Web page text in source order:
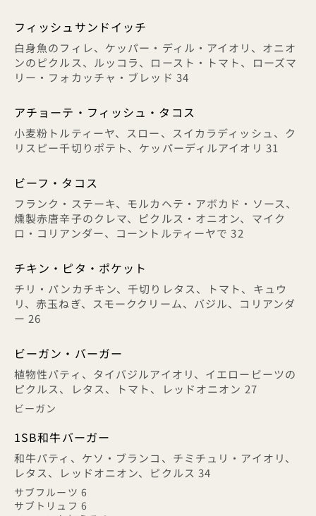
フィッシュサンドイッチ
白身魚のフィレ、ケッパー・ディル・アイオリ、オニオ
ンのピクルス、ルッコラ、ロースト・トマト、ローズマ
リー・フォカッチャ・ブレッド 34
アチョーテ・フィッシュ・タコス
小麦粉トルティーヤ、スロー、スイカラディッシュ、ク
リスピー千切りポテト、ケッパーディルアイオリ 31
ビーフ・タコス
フランク・ステーキ、モルカヘテ・アボカド・ソース、
燻製赤唐辛子のクレマ、ピクルス・オニオン、マイク
ロ・コリアンダー、コーントルティーヤで 32
チキン・ピタ・ポケット
チリ・パンカチキン、千切りレタス、トマト、キュウ
リ、赤玉ねぎ、スモーククリーム、バジル、コリアンダ
ー 26
ビーガン・バーガー
植物性パティ、タイバジルアイオリ、イエロービーツの
ピクルス、レタス、トマト、レッドオニオン 27
ビーガン
1SB和牛バーガー
和牛パティ、ケソ・ブランコ、チミチュリ・アイオリ、
レタス、レッドオニオン、ピクルス 34
サブフルーツ 6
サブトリュフ 6